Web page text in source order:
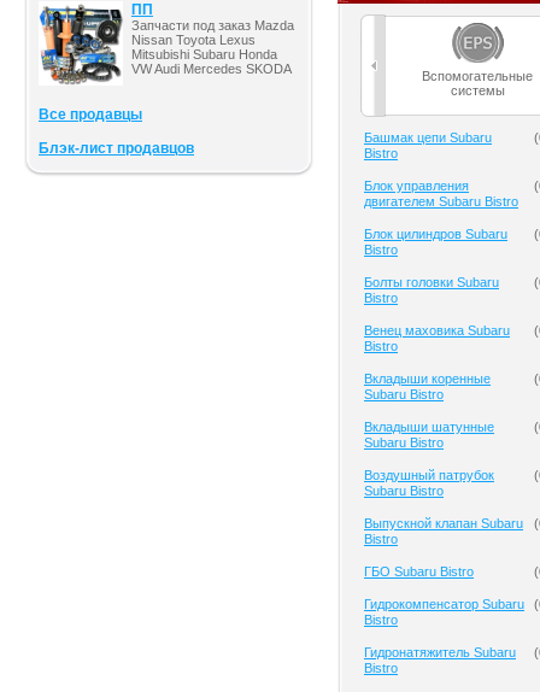
ПП
Запчасти под заказ Mazda
Nissan Toyota Lexus
Mitsubishi Subaru Honda
VW Audi Mercedes SKODA
Все продавцы
Блэк-лист продавцов
Вспомогательные
системы
Башмак цепи Subaru
Bistro
(
Блок управления
двигателем Subaru Bistro
(
Блок цилиндров Subaru
Bistro
(
Болты головки Subaru
Bistro
(
Венец маховика Subaru
Bistro
(
Вкладыши коренные
Subaru Bistro
(
Вкладыши шатунные
Subaru Bistro
(
Воздушный патрубок
Subaru Bistro
(
Выпускной клапан Subaru
Bistro
(
ГБО Subaru Bistro (
Гидрокомпенсатор Subaru
Bistro
(
Гидронатяжитель Subaru
Bistro
(